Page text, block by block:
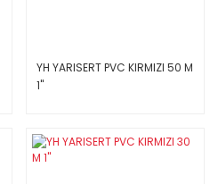
YH YARISERT PVC KIRMIZI 50 M
1''